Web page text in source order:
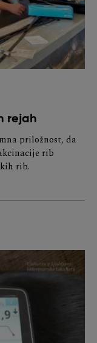
rejah
priložnost, da
rib
rib.